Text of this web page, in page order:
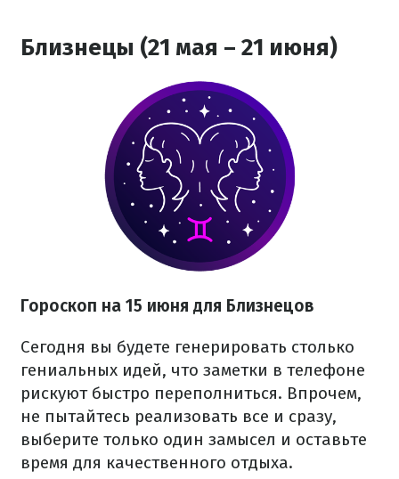
Близнецы (21 мая – 21 июня)
Гороскоп на 15 июня для Близнецов
Сегодня вы будете генерировать столько
гениальных идей, что заметки в телефоне
рискуют быстро переполниться. Впрочем,
не пытайтесь реализовать все и сразу,
выберите только один замысел и оставьте
время для качественного отдыха.